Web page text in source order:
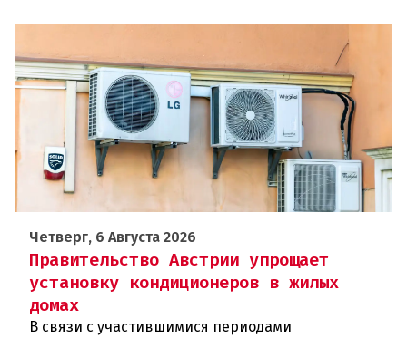
Четверг, 6 Августа 2026
Правительство Австрии упрощает
установку кондиционеров в жилых
домах
В связи с участившимися периодами